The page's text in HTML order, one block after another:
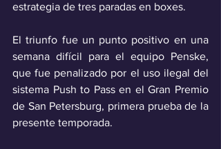
estrategia de tres paradas en boxes.
El triunfo fue un punto positivo en una
semana difícil para el equipo Penske,
que fue penalizado por el uso ilegal del
sistema Push to Pass en el Gran Premio
de San Petersburg, primera prueba de la
presente temporada.